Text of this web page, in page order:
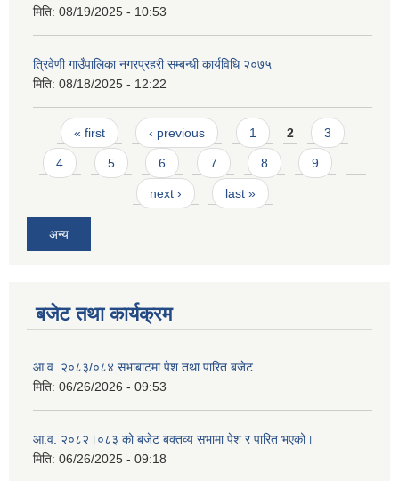
मिति: 08/19/2025 - 10:53
त्रिवेणी गाउँपालिका नगरप्रहरी सम्बन्धी कार्यविधि २०७५
मिति: 08/18/2025 - 12:22
Pages
« first ‹ previous 1 2 3
4 5 6 7 8 9
next › last »
अन्य
बजेट तथा कार्यक्रम
आ.व. २०८३/०८४ सभाबाटमा पेश तथा पारित बजेट
मिति: 06/26/2026 - 09:53
आ‍.व. २०८२।०८३ को बजेट बक्तव्य सभामा पेश र पारित भएको।
मिति: 06/26/2025 - 09:18